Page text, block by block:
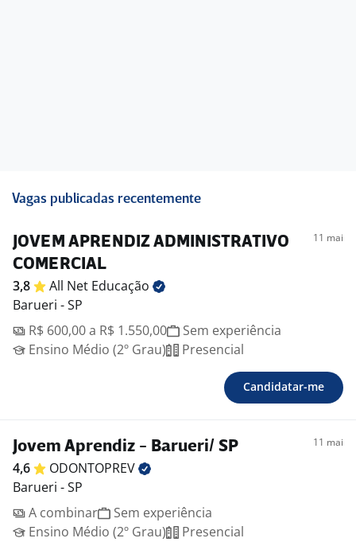
Vagas publicadas recentemente
JOVEM APRENDIZ ADMINISTRATIVO
COMERCIAL
11 mai
3,8 All Net Educação
Barueri - SP
R$ 600,00 a R$ 1.550,00
Sem experiência
Ensino Médio (2º Grau)
Presencial
Candidatar-me
Jovem Aprendiz - Barueri/ SP 11 mai
4,6
ODONTOPREV
Barueri - SP
A combinar
Sem experiência
Ensino Médio (2º Grau)
Presencial